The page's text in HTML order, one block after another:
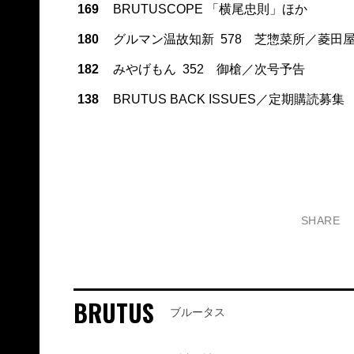
169 BRUTUSCOPE 「横尾忠則」ほか
180 グルマン温故知新 578 芝惣菜所／菱田
182 みやげもん 352 御槍／次号予告
138 BRUTUS BACK ISSUES／定期購読募集
SHARE
BRUTUS ブルータス